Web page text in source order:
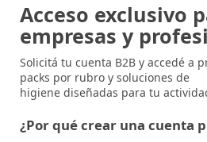
Acceso exclusivo
empresas y
Solicitá tu cuenta B2B y accedé a
packs por rubro y soluciones de
higiene diseñadas para tu
¿Por qué crear una cuenta